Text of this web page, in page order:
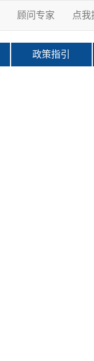
顾问专家 点我
政策指引